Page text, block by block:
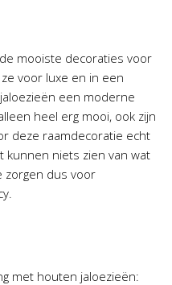
mooiste decoraties voor
voor luxe en in een
een moderne
heel erg mooi, ook zijn
deze raamdecoratie echt
kunnen niets zien van wat
zorgen dus voor
met houten jaloezieën: